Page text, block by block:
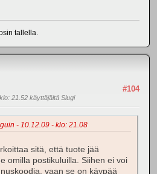
tallella.
#104
21.52 käyttäjältä Slugi
- 10.12.09 - klo: 21.08
sitä, että tuote jää
omilla postikuluilla. Siihen ei voi
vaan se on käypää